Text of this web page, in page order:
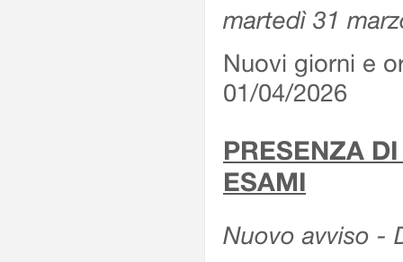
martedì 31
Nuovi giorni e
01/04/2026
PRESENZA
ESAMI
Nuovo avviso -